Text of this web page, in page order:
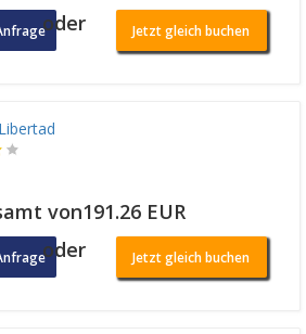
oder Jetzt gleich buchen
von191.26 EUR
oder Jetzt gleich buchen